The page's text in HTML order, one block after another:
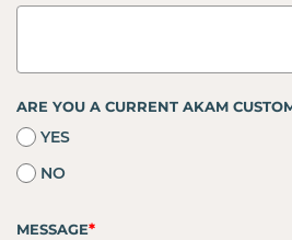
ARE YOU A CURRENT AKAM
YES
NO
MESSAGE*